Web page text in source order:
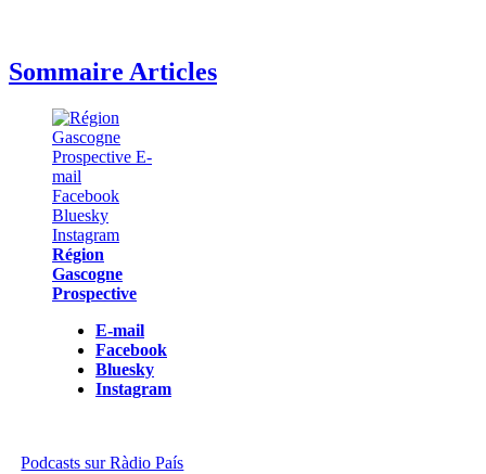
Sommaire Articles
Région
Gascogne
Prospective
E-mail
Facebook
Bluesky
Instagram
Podcasts sur Ràdio País